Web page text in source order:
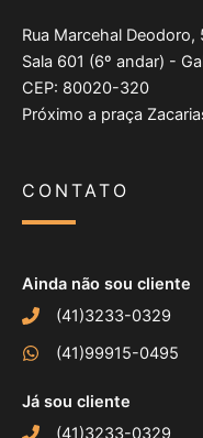
Rua Marcehal Deodoro,
Sala 601 (6º andar) -
CEP: 80020-320
Próximo a praça
CONTATO
Ainda não sou cliente
(41)3233-0329
(41)99915-0495
Já sou cliente
(41)3233-0329